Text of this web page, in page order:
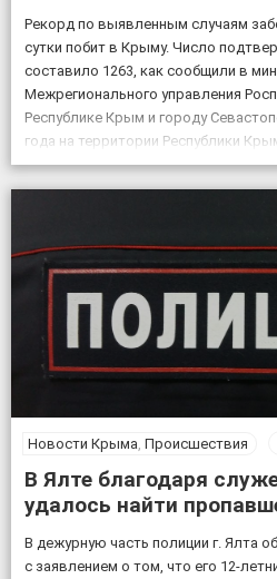
Рекорд по выявленным случаям
сутки побит в Крыму. Число
составило 1263, как сообщили в
Межрегионального управления
Республике Крым и городу
года на территории Республики
случая новой коронавирусной
положительных на COVID-19», – по
Новости Крыма Происшествия
В Ялте благодаря
удалось найти
В дежурную часть полиции г. Ялта
с заявлением о том, что его 12-